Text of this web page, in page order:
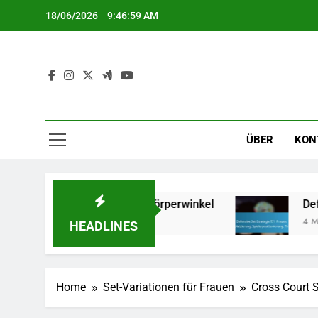
18/06/2026 9:47:00 AM
ÜBER
HEADLINES
Timing, Körperwinkel Defensive Set-
4 Months Ago
Home Set-Variationen für Frauen Cross Court